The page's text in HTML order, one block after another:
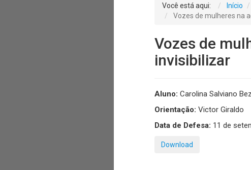
Você está aqui: Início
Vozes de mulheres na
Vozes de
invisibilizar
Aluno: Carolina Salviano
Orientação: Victor Giraldo
Data de Defesa: 11 de
Download